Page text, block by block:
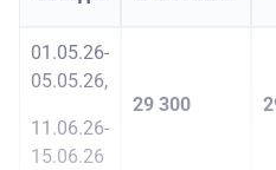
01.05.26-
05.05.26,
11.06.26-
15.06.26
29 300